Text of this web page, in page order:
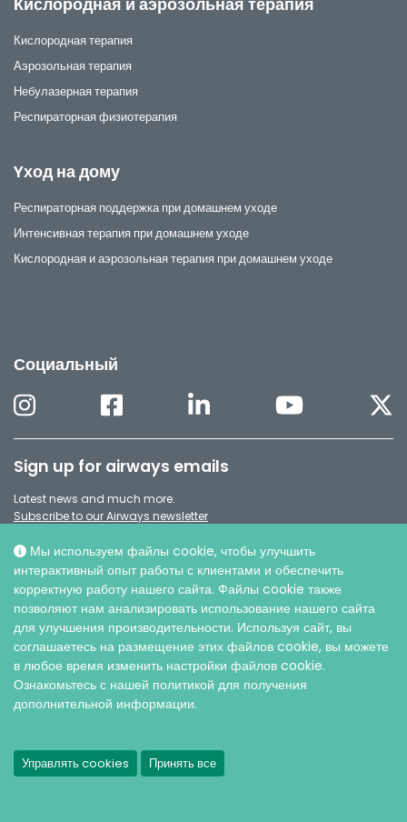
Мы используем файлы cookie, чтобы улучшить
интерактивный опыт работы с клиентами и обеспечить
корректную работу нашего сайта. Файлы cookie также
позволяют нам анализировать использование нашего сайта
для улучшения производительности. Используя сайт, вы
соглашаетесь на размещение этих файлов cookie, вы можете
в любое время изменить настройки файлов cookie.
Ознакомьтесь с нашей политикой для получения
дополнительной информации.
Управлять cookies Принять все
Кислородная терапия
Аэрозольная терапия
Небулазерная терапия
Респираторная физиотерапия
Yход на дому
Респираторная поддержка при домашнем уходе
Интенсивная терапия при домашнем уходе
Кислородная и аэрозольная терапия при домашнем уходе
Социальный
Sign up for airways emails
Latest news and much more.
Subscribe to our Airways newsletter
© AO ИНТЕРСЕДЖИКАЛ, 2026 |Защита персональных данных